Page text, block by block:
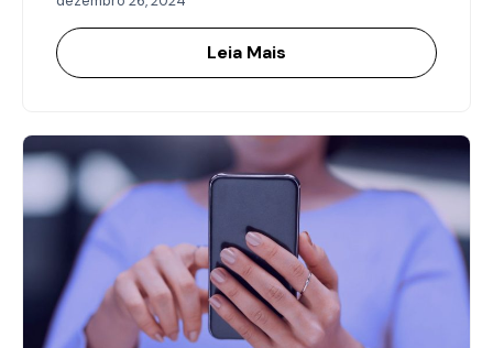
Leia Mais